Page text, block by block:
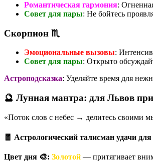
Романтическая гармония:
Совет для пары: Не бойтесь
Скорпион ♏
Эмоциональные вызовы:
Совет для пары: Открыто
Астроподсказка: Уделяйте время для
🔮 Лунная мантра: для Львов
«Поток слов с небес → делитесь своими
🧧 Астрологический талисман удачи для
Цвет дня 🎨: Золотой — притягивает